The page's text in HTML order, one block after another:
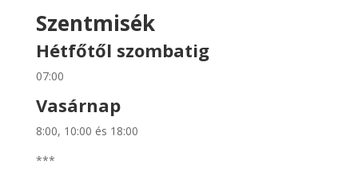
Szentmisék
Hétfőtől szombatig
07:00
Vasárnap
8:00, 10:00 és 18:00
***